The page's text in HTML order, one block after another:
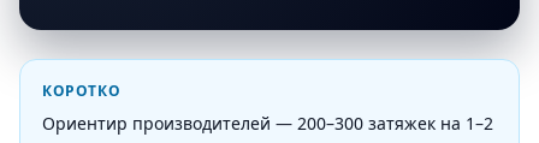
КОРОТКО
Ориентир производителей — 200–300 затяжек на 1–2